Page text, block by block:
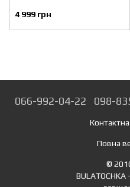
4 999 грн
066-992-04-22 098-
Повна
©